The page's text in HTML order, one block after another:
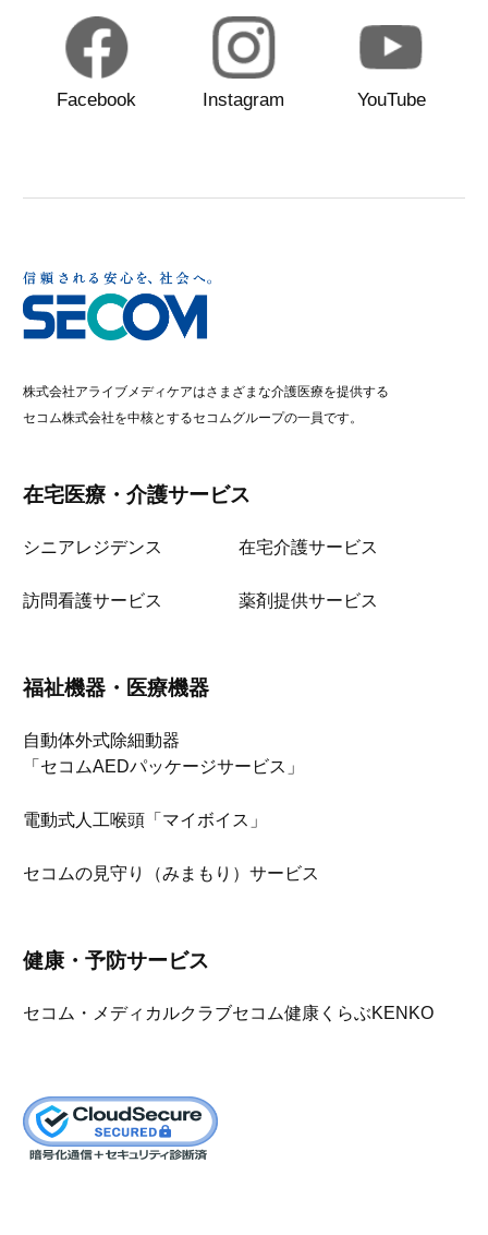
Facebook Instagram YouTube
株式会社アライブメディケアはさまざまな介護医療を提供する
セコム株式会社を中核とするセコムグループの一員です。
在宅医療・介護サービス
シニアレジデンス 在宅介護サービス
訪問看護サービス 薬剤提供サービス
福祉機器・医療機器
自動体外式除細動器
「セコムAEDパッケージサービス」
電動式人工喉頭「マイボイス」
セコムの見守り（みまもり）サービス
健康・予防サービス
セコム・メディカルクラブセコム健康くらぶKENKO